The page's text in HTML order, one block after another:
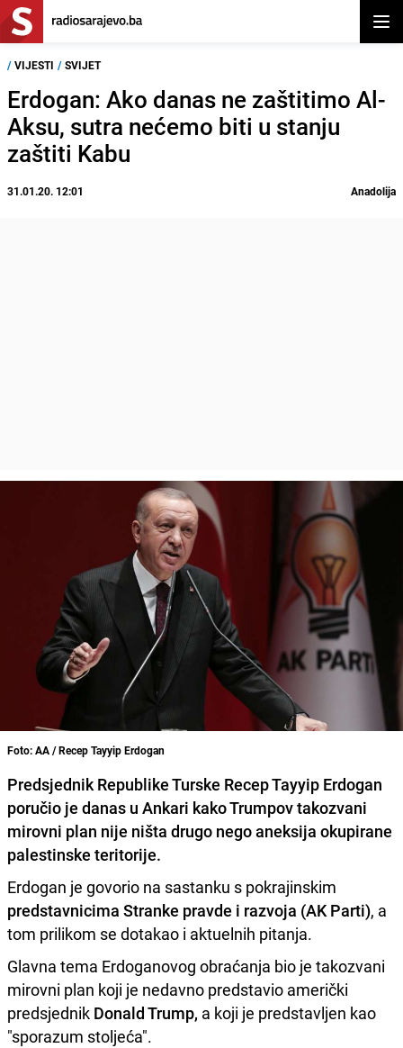
/ VIJESTI / SVIJET
Erdogan: Ako danas ne zaštitimo Al-
Aksu, sutra nećemo biti u stanju
zaštiti Kabu
31.01.20. 12:01 Anadolija
Foto: AA / Recep Tayyip Erdogan
Predsjednik Republike Turske Recep Tayyip Erdogan
poručio je danas u Ankari kako Trumpov takozvani
mirovni plan nije ništa drugo nego aneksija okupirane
palestinske teritorije.
Erdogan je govorio na sastanku s pokrajinskim
predstavnicima Stranke pravde i razvoja (AK Parti), a
tom prilikom se dotakao i aktuelnih pitanja.
Glavna tema Erdoganovog obraćanja bio je takozvani
mirovni plan koji je nedavno predstavio američki
predsjednik Donald Trump, a koji je predstavljen kao
"sporazum stoljeća".